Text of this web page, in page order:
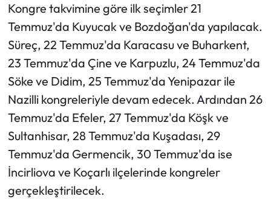
Kongre takvimine göre ilk seçimler 21
Temmuz'da Kuyucak ve Bozdoğan'da yapılacak.
Süreç, 22 Temmuz'da Karacasu ve Buharkent,
23 Temmuz'da Çine ve Karpuzlu, 24 Temmuz'da
Söke ve Didim, 25 Temmuz'da Yenipazar ile
Nazilli kongreleriyle devam edecek. Ardından 26
Temmuz'da Efeler, 27 Temmuz'da Köşk ve
Sultanhisar, 28 Temmuz'da Kuşadası, 29
Temmuz'da Germencik, 30 Temmuz'da ise
İncirliova ve Koçarlı ilçelerinde kongreler
gerçekleştirilecek.